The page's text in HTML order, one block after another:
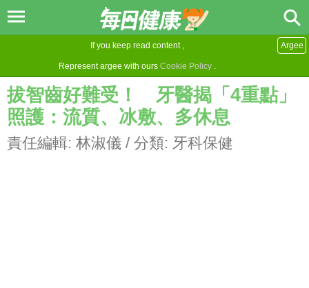
If you keep read content ,
Represent argee with ours Cookie Policy .
Argee
拔智齒好難受！ 牙醫揭「4重點」
照護：流質、冰敷、多休息
責任編輯: 林淑儀 / 分類: 牙科保健